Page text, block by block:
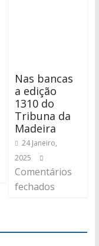
Nas bancas
a edição
1310 do
Tribuna da
Madeira
24 Janeiro,
2025
Comentários
fechados